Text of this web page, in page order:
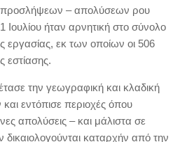
προσλήψεων – απολύσεων ρου
Ιουλίου ήταν αρνητική στο σύνολο
εργασίας, εκ των οποίων οι 506
εστίασης.
την γεωγραφική και κλαδική
εντόπισε περιοχές όπου
απολύσεις – και μάλιστα σε
δικαιολογούνται καταρχήν από την